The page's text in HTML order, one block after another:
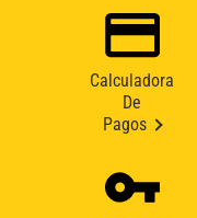
Calculadora
De
Pagos